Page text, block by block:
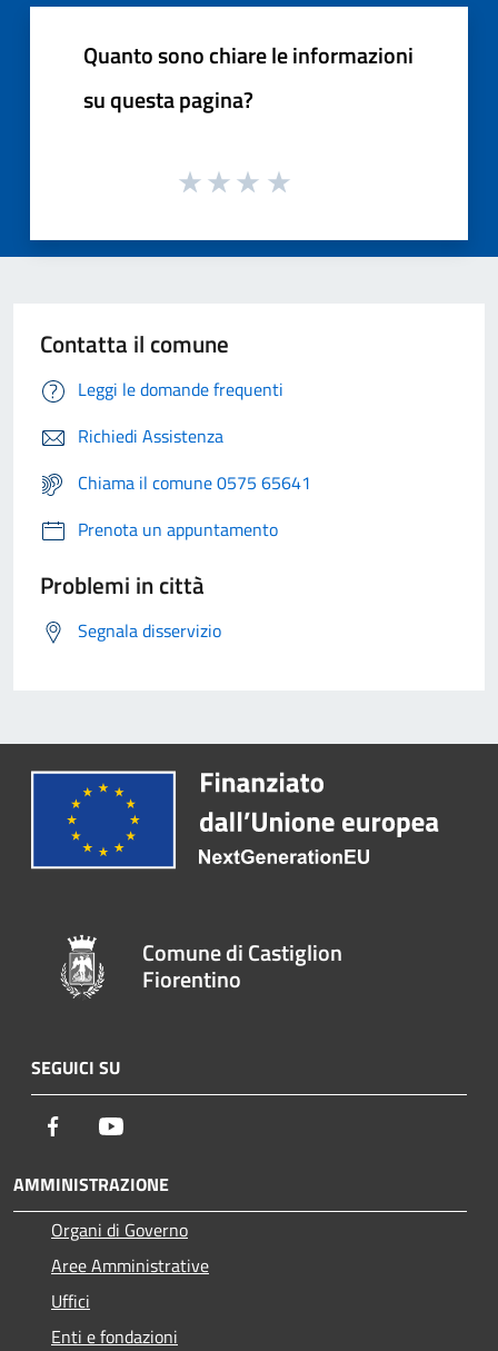
Quanto sono chiare le informazioni
su questa pagina?
Contatta il comune
Leggi le domande frequenti
Richiedi Assistenza
Chiama il comune 0575 65641
Prenota un appuntamento
Problemi in città
Segnala disservizio
Comune di Castiglion
Fiorentino
SEGUICI SU
Facebook
AMMINISTRAZIONE
Organi di Governo
Aree Amministrative
Uffici
Enti e fondazioni